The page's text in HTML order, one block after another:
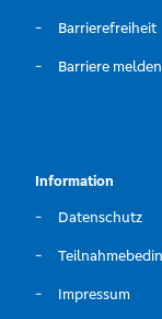
Barrierefreiheit
Barriere melden
Information
Datenschutz
Impressum